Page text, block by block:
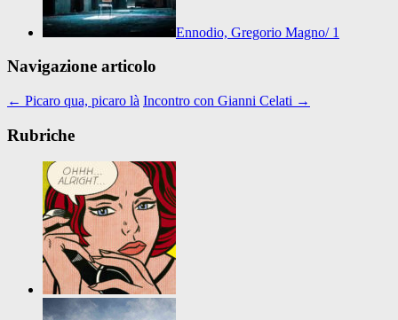
Ennodio, Gregorio Magno/ 1
Navigazione articolo
← Picaro qua, picaro là Incontro con Gianni Celati →
Rubriche